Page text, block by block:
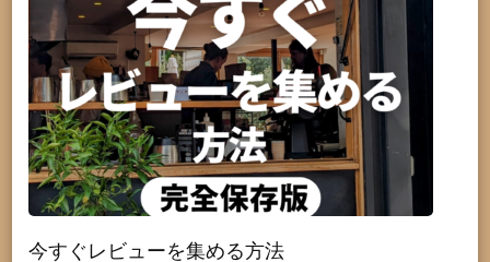
今すぐレビューを集める方法